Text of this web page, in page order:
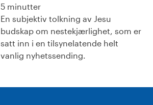
5 minutter
En subjektiv tolkning av Jesu
budskap om nestekjærlighet, som er
satt inn i en tilsynelatende helt
vanlig nyhetssending.